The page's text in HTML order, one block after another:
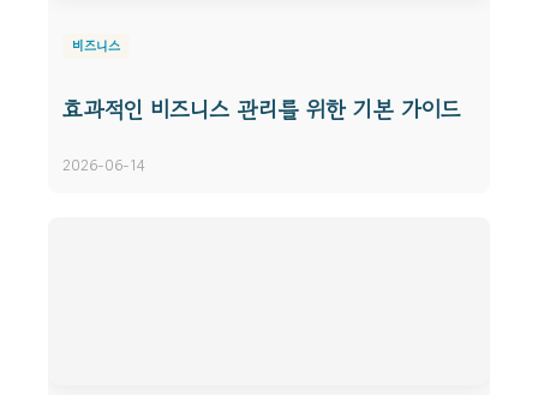
비즈니스
효과적인 비즈니스 관리를 위한 기본 가이드
2026-06-14